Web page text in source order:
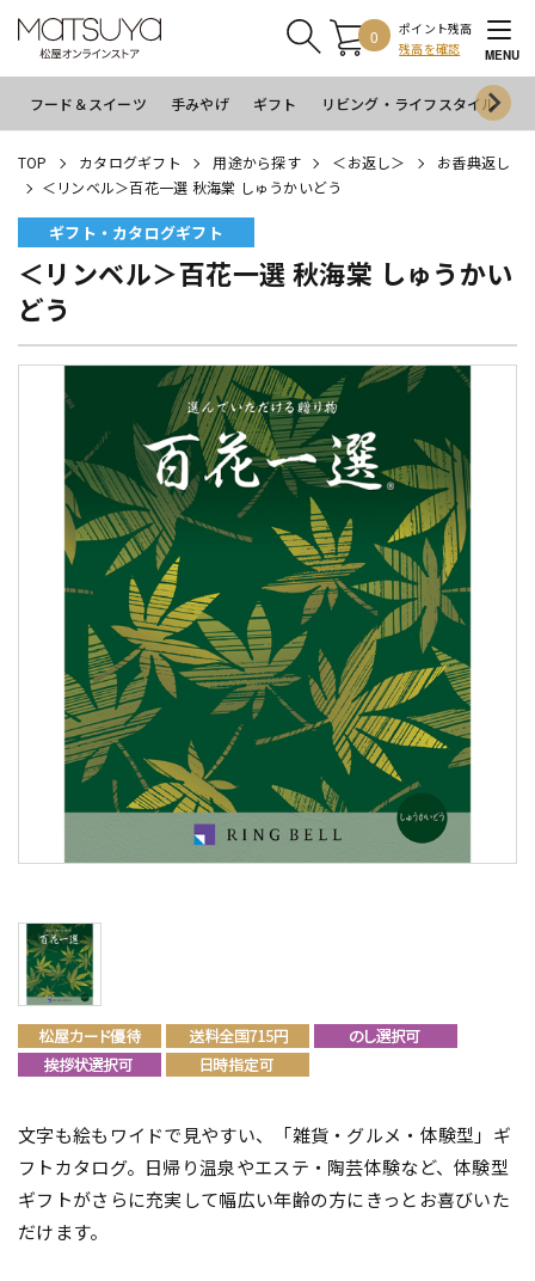
0
ポイント残高
残高を確認
MENU
フード＆スイーツ 手みやげ ギフト リビング・ライフスタイル
TOP カタログギフト 用途から探す ＜お返し＞
お香典返し
＜リンベル＞百花一選 秋海棠 しゅうかいどう
ギフト・カタログギフト
＜リンベル＞百花一選 秋海棠 しゅうかい
どう
文字も絵もワイドで見やすい、「雑貨・グルメ・体験型」ギ
フトカタログ。日帰り温泉やエステ・陶芸体験など、体験型
ギフトがさらに充実して幅広い年齢の方にきっとお喜びいた
だけます。